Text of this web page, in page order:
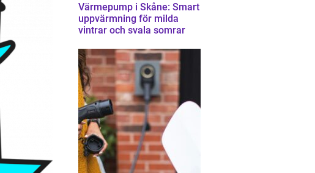
Värmepump i Skåne: Smart
uppvärmning för milda
vintrar och svala somrar